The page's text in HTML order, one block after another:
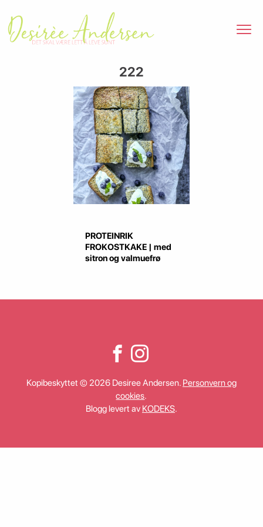
222
PROTEINRIK
FROKOSTKAKE | med
sitron og valmuefrø
Kopibeskyttet © 2026 Desiree Andersen. Personvern og
cookies.
Blogg levert av KODEKS.